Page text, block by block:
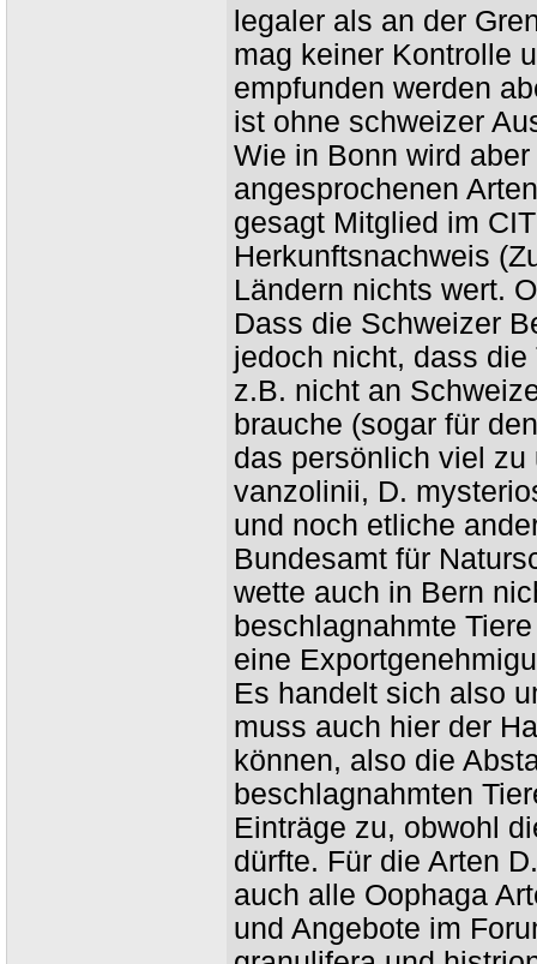
legaler als an der
mag keiner Kontrolle
empfunden werden
ist ohne schweizer
Wie in Bonn wird
angesprochenen
gesagt Mitglied im
Herkunftsnachweis
Ländern nichts wert.
Dass die Schweizer
jedoch nicht, dass
z.B. nicht an
brauche (sogar für
das persönlich viel
vanzolinii, D.
und noch etliche
Bundesamt für
wette auch in Bern
beschlagnahmte
eine
Es handelt sich also
muss auch hier der
können, also die
beschlagnahmten
Einträge zu, obwohl
dürfte. Für die Arten
auch alle Oophaga
und Angebote im